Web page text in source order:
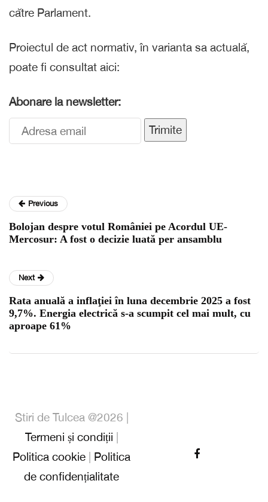
către Parlament.
Proiectul de act normativ, în varianta sa actuală,
poate fi consultat aici:
Abonare la newsletter:
Trimite
Previous
Bolojan despre votul României pe Acordul UE-
Mercosur: A fost o decizie luată per ansamblu
Next
Rata anuală a inflaţiei în luna decembrie 2025 a fost
9,7%. Energia electrică s-a scumpit cel mai mult, cu
aproape 61%
Stiri de Tulcea @2026 |
Termeni și condiții
Politica cookie
Politica
de confidențialitate